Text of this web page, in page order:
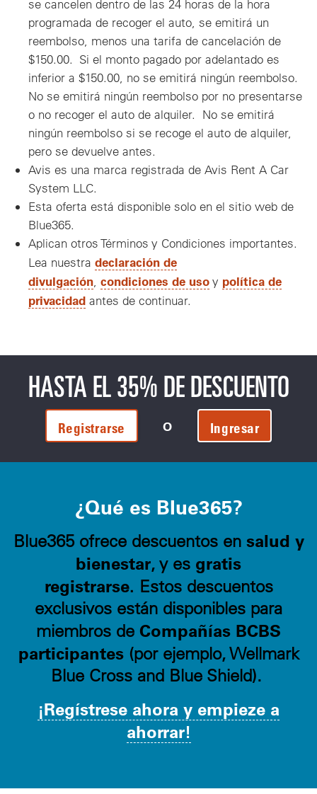
se cancelen dentro de las 24 horas de la hora
programada de recoger el auto, se emitirá un
reembolso, menos una tarifa de cancelación de
$150.00. Si el monto pagado por adelantado es
inferior a $150.00, no se emitirá ningún reembolso.
No se emitirá ningún reembolso por no presentarse
o no recoger el auto de alquiler. No se emitirá
ningún reembolso si se recoge el auto de alquiler,
pero se devuelve antes.
Avis es una marca registrada de Avis Rent A Car
System LLC.
Esta oferta está disponible solo en el sitio web de
Blue365.
Aplican otros Términos y Condiciones importantes.
Lea nuestra declaración de
divulgación, condiciones de usoy política de
privacidad antes de continuar.
HASTA EL 35% DE DESCUENTO
Registrarse O Ingresar
¿Qué es Blue365?
Blue365 ofrece descuentos en salud y
bienestar, y es gratis
registrarse. Estos descuentos
exclusivos están disponibles para
miembros de Compañías BCBS
participantes(por ejemplo, Wellmark
Blue Cross and Blue Shield).
¡Regístrese ahora y empieze a
ahorrar!